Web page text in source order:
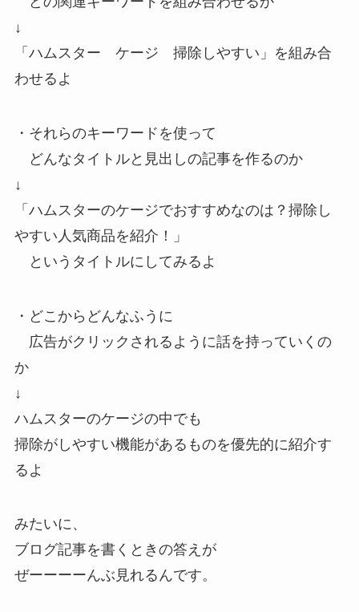
↓
「ハムスター ケージ 掃除しやすい」を組み合
わせるよ
・それらのキーワードを使って
どんなタイトルと見出しの記事を作るのか
↓
「ハムスターのケージでおすすめなのは？掃除し
やすい人気商品を紹介！」
というタイトルにしてみるよ
・どこからどんなふうに
広告がクリックされるように話を持っていくの
か
↓
ハムスターのケージの中でも
掃除がしやすい機能があるものを優先的に紹介す
るよ
みたいに、
ブログ記事を書くときの答えが
ぜーーーーんぶ見れるんです。